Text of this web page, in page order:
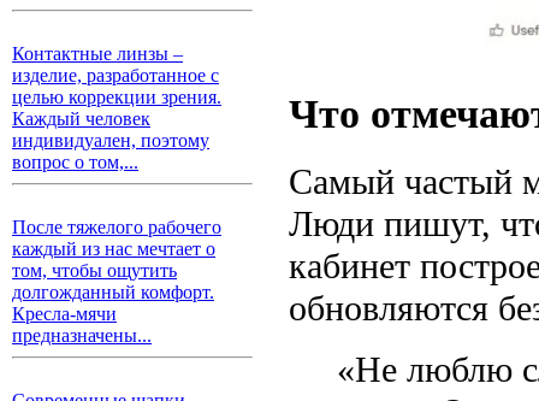
Контактные линзы –
изделие, разработанное с
целью коррекции зрения.
Каждый человек
индивидуален, поэтому
вопрос о том,...
После тяжелого рабочего
каждый из нас мечтает о
том, чтобы ощутить
долгожданный комфорт.
Кресла-мячи
предназначены...
Что
Самый частый
Люди пишут,
кабинет
обновляются
«Не люблю